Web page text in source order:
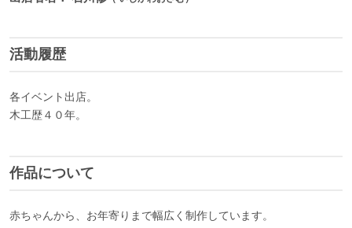
活動履歴
各イベント出店。
木工歴４０年。
作品について
赤ちゃんから、お年寄りまで幅広く制作しています。